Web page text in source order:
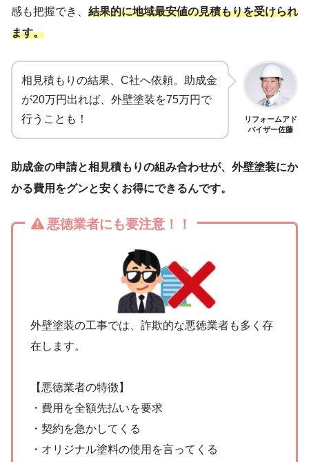
感も把握でき、 結果的に地域最安値の見積もりを受けられ
ます。
相見積もりの結果、C社へ依頼。助成金
が20万円出れば、外壁塗装を75万円で
行うことも！
リフォームアド
バイザー佐藤
助成金の申請と相見積もりの組み合わせが、外壁塗装にか
かる費用をグンと安くお得にできるんです。
悪徳業者にも要注意！！
外壁塗装の工事では、詐欺的な悪徳業者も多く存
在します。
【悪徳業者の特徴】
・費用を全額先払いを要求
・契約を急かしてくる
・オリジナル塗料の使用を言ってくる